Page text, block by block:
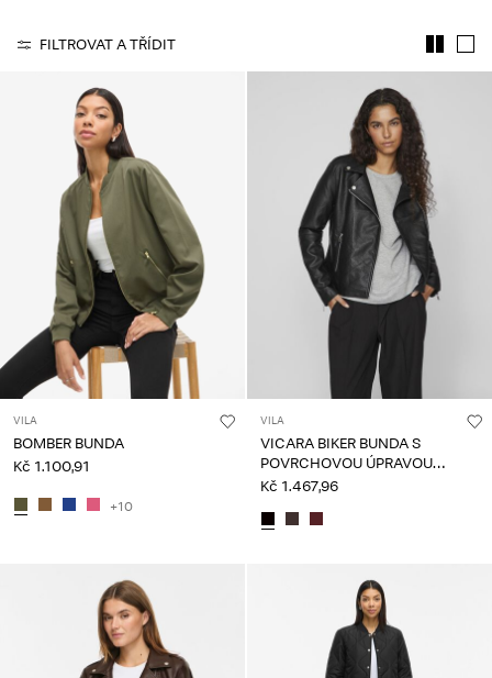
Česko
čeština
FILTROVAT A TŘÍDIT
VILA
BOMBER BUNDA
Kč 1.100,91
+10
VILA
VICARA BIKER BUNDA S
POVRCHOVOU ÚPRAVOU
BUNDA
Kč 1.467,96